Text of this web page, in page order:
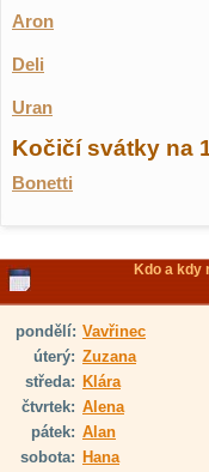
Aron
Deli
Uran
Kočičí svátky na
Bonetti
Kdo a kdy
pondělí: Vavřinec
úterý: Zuzana
středa: Klára
čtvrtek: Alena
pátek: Alan
sobota: Hana